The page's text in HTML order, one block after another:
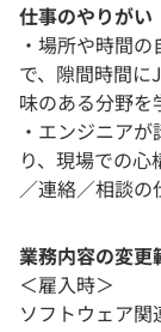
仕事のやりがい
・場所や時間
で、隙間時間
味のある分野を
・エンジニア
り、現場での
／連絡／相談の
業務内容の変更
＜雇入時＞
ソフトウェア